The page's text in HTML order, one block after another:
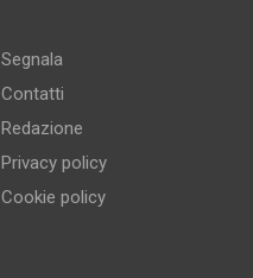
Segnala
Contatti
Redazione
Privacy policy
Cookie policy